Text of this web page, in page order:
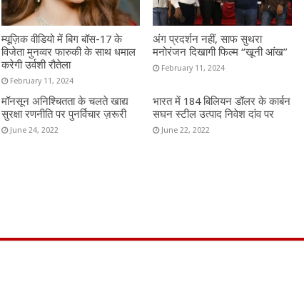
म्यूज़िक वीडियो में बिग बॉस-17 के
विजेता मुनव्वर फारुकी के साथ धमाल
करेगी उर्वशी रौतेला
February 11, 2024
अंग प्रदर्शन नहीं, साफ सुथरा
मनोरंजन दिखागी फिल्म “खूनी आंख”
February 11, 2024
मॉनसून अनिश्चितता के चलते खाद्य
सुरक्षा रणनीति पर पुनर्विचार ज़रूरी
June 24, 2022
भारत में 184 बिलियन डॉलर के कार्बन
सघन स्टील उत्पाद निवेश दांव पर
June 22, 2022